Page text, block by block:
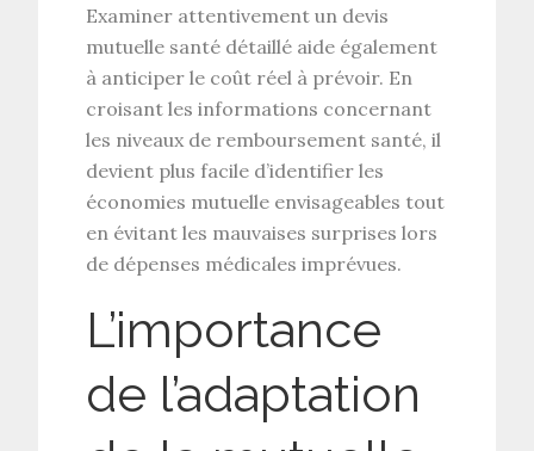
Examiner attentivement un devis
mutuelle santé détaillé aide également
à anticiper le coût réel à prévoir. En
croisant les informations concernant
les niveaux de remboursement santé, il
devient plus facile d’identifier les
économies mutuelle envisageables tout
en évitant les mauvaises surprises lors
de dépenses médicales imprévues.
L’importance
de l’adaptation